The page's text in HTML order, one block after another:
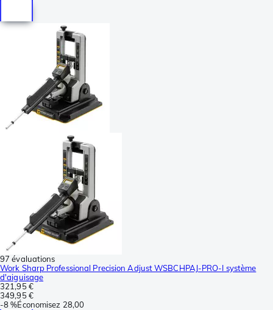
97 évaluations
Work Sharp Professional Precision Adjust WSBCHPAJ-PRO-I système
d'aiguisage
321,95 €
349,95 €
-8 %Économisez 28,00